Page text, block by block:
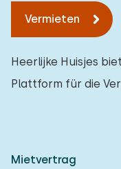
Vermieten
Heerlijke Huisjes
Plattform für die
Mietvertrag